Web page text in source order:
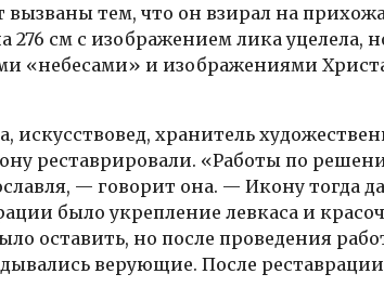
вызваны тем, что он взирал на
276 см с изображением лика уцелела,
«небесами» и изображениями
хранитель
реставрировали. «Работы по
— говорит она. — Икону тогда
было укрепление левкаса и
но после проведения
верующие. После